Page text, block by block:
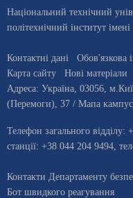
Національний технічний
політехнічний інститут
Контактні дані Обов'язкова
Карта сайту
Нові матеріали
Адреса: Україна, 03056, м.
(Перемоги), 37 / Мапа
Телефон загального відділу:
станцiї: +38 044 204 9494
Контакти Департаменту
Бот швидкого реагування